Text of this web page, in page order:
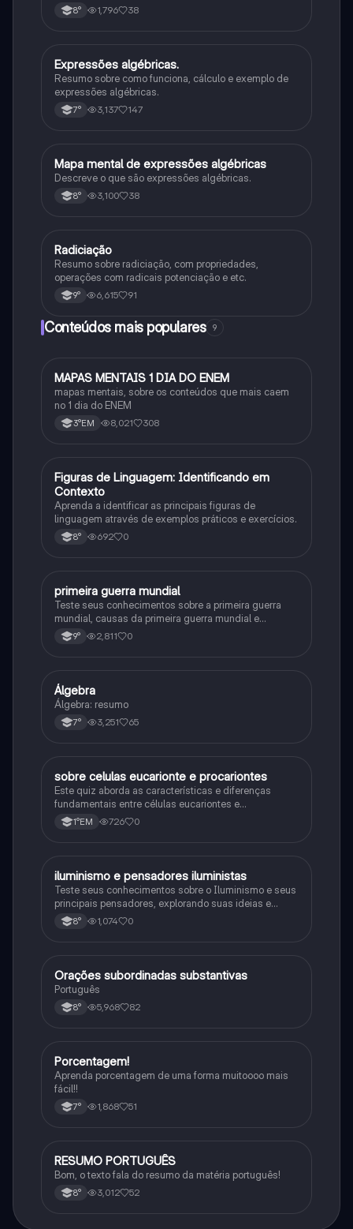
8° 1,796 38
Matematica
Expressões algébricas.
Resumo sobre como funciona, cálculo e exemplo de
expressões algébricas.
7° 3,137 147
Matematica
Mapa mental de expressões algébricas
Descreve o que são expressões algébricas.
8° 3,100 38
Matematica
Radiciação
Resumo sobre radiciação, com propriedades,
operações com radicais potenciação e etc.
9° 6,615 91
Conteúdos mais populares 9
Português
MAPAS MENTAIS 1 DIA DO ENEM
mapas mentais, sobre os conteúdos que mais caem
no 1 dia do ENEM
3°EM 8,021 308
FPortuguês
Figuras de Linguagem: Identificando em
Contexto
Aprenda a identificar as principais figuras de
linguagem através de exemplos práticos e exercícios.
8° 692 0
História
primeira guerra mundial
Teste seus conhecimentos sobre a primeira guerra
mundial, causas da primeira guerra mundial e
consequências da Primeira Guerra Mundial, fases da
primeira guerra mundial
9° 2,811 0
Matematica
Álgebra
Álgebra: resumo
7° 3,251 65
Biologia
sobre celulas eucarionte e procariontes
Este quiz aborda as características e diferenças
fundamentais entre células eucariontes e
procariontes.
1°EM 726 0
História
iluminismo e pensadores iluministas
Teste seus conhecimentos sobre o Iluminismo e seus
principais pensadores, explorando suas ideias e
impacto histórico.
8° 1,074 0
Português
Orações subordinadas substantivas
Português
8° 5,968 82
Matematica
Porcentagem!
Aprenda porcentagem de uma forma muitoooo mais
fácil!!
7° 1,868 51
Português
RESUMO PORTUGUÊS
Bom, o texto fala do resumo da matéria português!
8° 3,012 52